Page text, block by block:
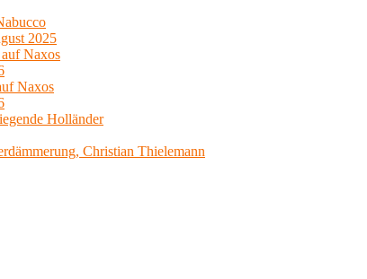
2025
Naxos
Naxos
Holländer
Christian Thielemann